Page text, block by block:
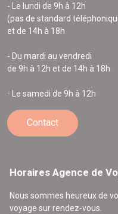
- Le lundi de 9h à 12h
(pas de standard
et de 14h à 18h
- Du mardi au vendredi
de 9h à 12h et de 14h à 18h
- Le samedi de 9h à 12h
Contact
Horaires Agence de
Nous sommes heureux de
voyage sur rendez-vous.